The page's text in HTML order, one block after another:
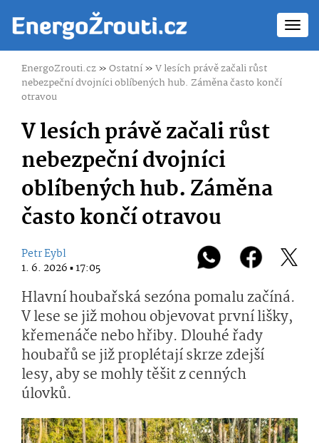
EnergoZrouti.cz»Ostatní»V lesích právě začali růst
nebezpeční dvojníci oblíbených hub. Záměna často končí
otravou
V lesích právě začali růst
nebezpeční dvojníci
oblíbených hub. Záměna
často končí otravou
Petr Eybl
1. 6. 2026 ▪ 17:05
Hlavní houbařská sezóna pomalu začíná.
V lese se již mohou objevovat první lišky,
křemenáče nebo hřiby. Dlouhé řady
houbařů se již proplétají skrze zdejší
lesy, aby se mohly těšit z cenných
úlovků.